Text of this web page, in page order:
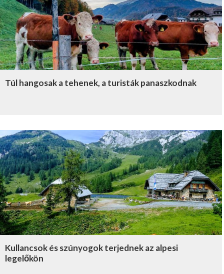
Túl hangosak a tehenek, a turisták panaszkodnak
Kullancsok és szúnyogok terjednek az alpesi
legelőkön